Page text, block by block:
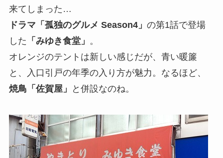
来てしまった…
ドラマ「孤独のグルメ Season4」 の第1話で登場
した 「みゆき食堂」 。
オレンジのテントは新しい感じだが、青い暖簾
と、入口引戸の年季の入り方が魅力。なるほど、
焼鳥「佐賀屋」
と併設なのね。